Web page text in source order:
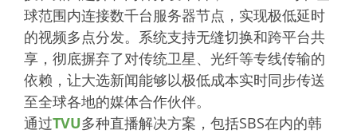
球范围内连接数千台服务器节点，实现极低延时
的视频多点分发。系统支持无缝切换和跨平台共
享，彻底摒弃了对传统卫星、光纤等专线传输的
依赖，让大选新闻能够以极低成本实时同步传送
至全球各地的媒体合作伙伴。
通过TVU多种直播解决方案，包括SBS在内的韩